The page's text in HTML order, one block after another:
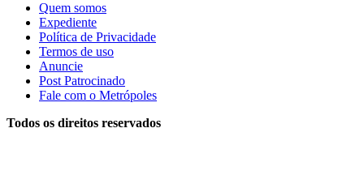
Quem somos
Expediente
Política de Privacidade
Termos de uso
Anuncie
Post Patrocinado
Fale com o Metrópoles
Todos os direitos reservados